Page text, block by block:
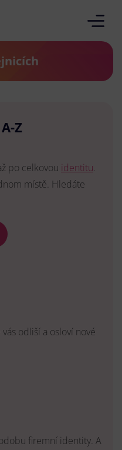
Z
po celkovou identitu.
místě. Hledáte
odliší a osloví nové
firemní identity. A